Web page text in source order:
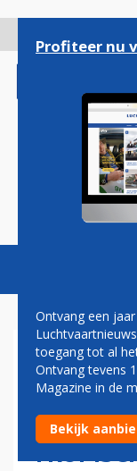
gaan
Magazine
WINAIR
MET
SINT
Profiteer nu
Ontvang een
toegang tot al
Ontvang tevens
Magazine in de
Bekijk